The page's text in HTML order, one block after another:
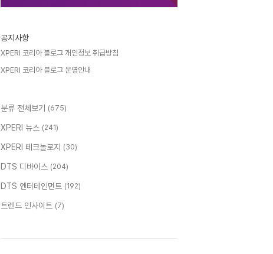
공지사항
XPERI 코리아 블로그 개인정보 취급방침
XPERI 코리아 블로그 운영안내
분류 전체보기 (675)
XPERI 뉴스 (241)
XPERI 테크놀로지 (30)
DTS 디바이스 (204)
DTS 엔터테인먼트 (192)
트렌드 인사이트 (7)